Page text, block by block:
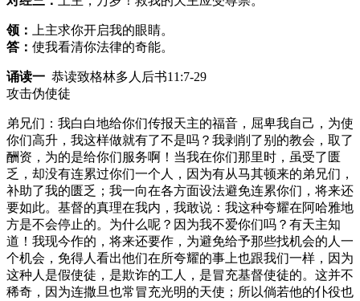
领：
上主求你开启我的眼睛。
答： 使我看清你法律的奇能。
诵读一 恭读致格林多人后书11:7-29
攻击伪使徒
弟兄们：我白白地给你们传报天主的福音，屈卑我自己，为使
你们高升，我这样做就有了不是吗？我剥削了别的教会，取了
酬资，为的是给你们服务啊！当我在你们那里时，虽受了匮
乏，却没有连累过你们一个人，因为有从马其顿来的弟兄们，
补助了我的匮乏；我一向在各方面设法避免连累你们，将来还
要如此。基督的真理在我内，我敢说：我这种夸耀在阿哈雅地
方是不会停止的。为什么呢？因为我不爱你们吗？有天主知
道！我现今作的，将来还要作，为避免给予那些找机会的人一
个机会，免得人看出他们在所夸耀的事上也跟我们一样，因为
这种人是假使徒，是欺诈的工人，是冒充基督使徒的。这并不
稀奇，因为连撒旦也常冒充光明的天使；所以倘若他的仆役也